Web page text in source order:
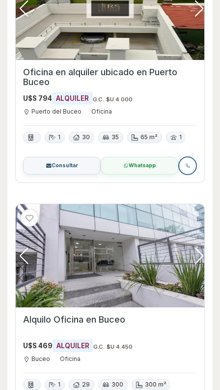
Oficina en alquiler ubicado en Puerto
Buceo
U$S 794 ALQUILER G.C. $U 4.000
Puerto del Buceo Oficina
1 30 35 65 m² 1
Consultar Whatsapp
Alquilo Oficina en Buceo
U$S 469 ALQUILER G.C. $U 4.450
Buceo Oficina
1 29 300 300 m²